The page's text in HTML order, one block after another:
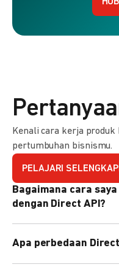
Kenali cara kerja produk
pertumbuhan bisnismu.
PELAJARI
Bagaimana cara
dengan Direct API?
pemrograman untuk
Apa perbedaan